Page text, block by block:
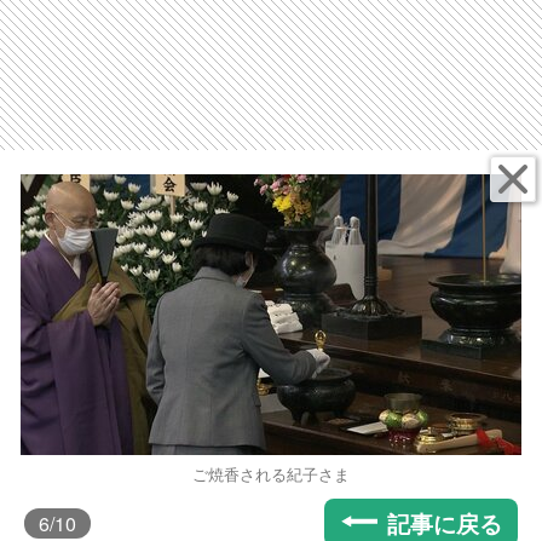
ご焼香される紀子さま
6/10 記事に戻る